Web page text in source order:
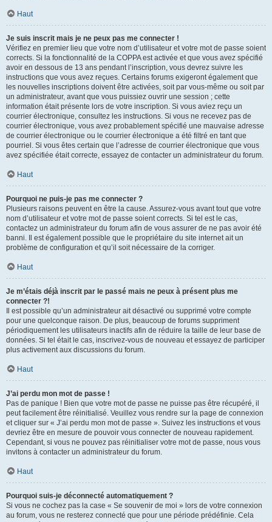
Haut
Je suis inscrit mais je ne peux pas me connecter !
Vérifiez en premier lieu que votre nom d’utilisateur et votre mot de passe soient
corrects. Si la fonctionnalité de la COPPA est activée et que vous avez spécifié
avoir en dessous de 13 ans pendant l’inscription, vous devrez suivre les
instructions que vous avez reçues. Certains forums exigeront également que
les nouvelles inscriptions doivent être activées, soit par vous-même ou soit par
un administrateur, avant que vous puissiez ouvrir une session ; cette
information était présente lors de votre inscription. Si vous aviez reçu un
courrier électronique, consultez les instructions. Si vous ne recevez pas de
courrier électronique, vous avez probablement spécifié une mauvaise adresse
de courrier électronique ou le courrier électronique a été filtré en tant que
pourriel. Si vous êtes certain que l’adresse de courrier électronique que vous
avez spécifiée était correcte, essayez de contacter un administrateur du forum.
Haut
Pourquoi ne puis-je pas me connecter ?
Plusieurs raisons peuvent en être la cause. Assurez-vous avant tout que votre
nom d’utilisateur et votre mot de passe soient corrects. Si tel est le cas,
contactez un administrateur du forum afin de vous assurer de ne pas avoir été
banni. Il est également possible que le propriétaire du site internet ait un
problème de configuration et qu’il soit nécessaire de la corriger.
Haut
Je m’étais déjà inscrit par le passé mais ne peux à présent plus me
connecter ?!
Il est possible qu’un administrateur ait désactivé ou supprimé votre compte
pour une quelconque raison. De plus, beaucoup de forums suppriment
périodiquement les utilisateurs inactifs afin de réduire la taille de leur base de
données. Si tel était le cas, inscrivez-vous de nouveau et essayez de participer
plus activement aux discussions du forum.
Haut
J’ai perdu mon mot de passe !
Pas de panique ! Bien que votre mot de passe ne puisse pas être récupéré, il
peut facilement être réinitialisé. Veuillez vous rendre sur la page de connexion
et cliquer sur « J’ai perdu mon mot de passe ». Suivez les instructions et vous
devriez être en mesure de pouvoir vous connecter de nouveau rapidement.
Cependant, si vous ne pouvez pas réinitialiser votre mot de passe, nous vous
invitons à contacter un administrateur du forum.
Haut
Pourquoi suis-je déconnecté automatiquement ?
Si vous ne cochez pas la case « Se souvenir de moi » lors de votre connexion
au forum, vous ne resterez connecté que pour une période prédéfinie. Cela